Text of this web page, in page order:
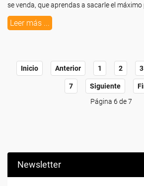
se venda, que aprendas a sacarle el máximo
Leer más ...
Inicio Anterior 1 2 3
7 Siguiente
Página 6 de 7
Newsletter